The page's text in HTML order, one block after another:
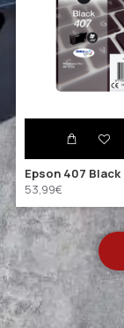
53,99€